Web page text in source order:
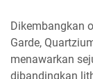
Dikembangkan
Garde,
menawarkan
dibandingkan